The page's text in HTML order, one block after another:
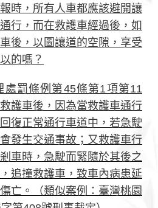
時，所有人車都應該避開讓
行，而在救護車經過後，如
後，以圖讓道的空隙，享受
的嗎？
處罰條例第45條第1項第11
護車後，因為當救護車通行
復正常通行車道中，若急駛
發生交通事故；又救護車行
車時，急駛而緊隨於其後之
追撞救護車，致車內病患延
亡。（類似案例：臺灣桃園